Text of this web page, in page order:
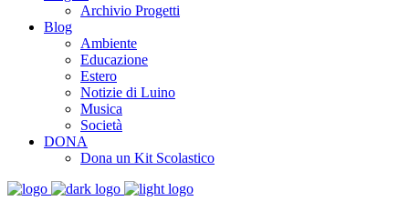
Archivio Progetti
Blog
Ambiente
Educazione
Estero
Notizie di Luino
Musica
Società
DONA
Dona un Kit Scolastico